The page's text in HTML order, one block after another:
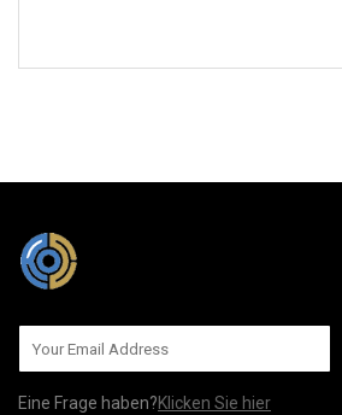
Eine Frage haben?Klicken Sie hier